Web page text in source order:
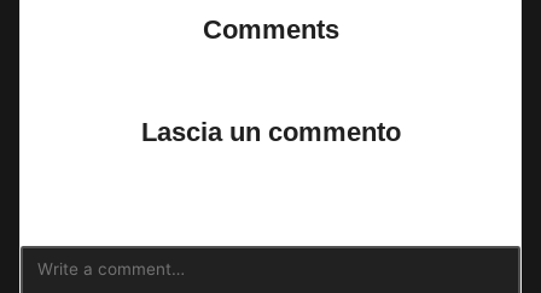
Comments
Lascia un commento